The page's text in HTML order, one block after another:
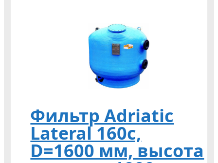
Фильтр Adriatic
Lateral 160c,
D=1600 мм, высота